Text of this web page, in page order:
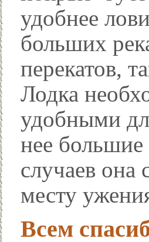
удобнее
больших
перекатов,
Лодка
удобными
нее
случаев она
месту
Всем